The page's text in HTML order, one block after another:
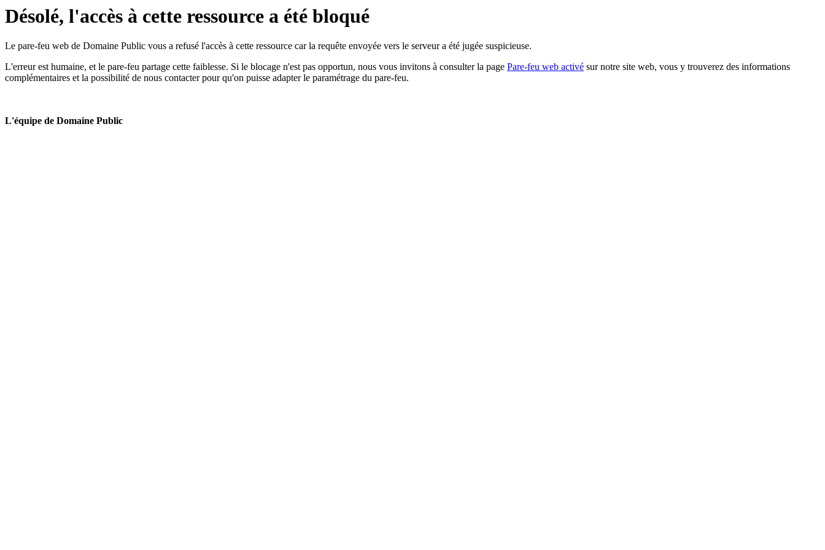
Désolé, l'accès à cette ressource a été bloqué
Le pare-feu web de Domaine Public vous a refusé l'accès à cette ressource car la requête envoyée vers le serveur a été jugée suspicieuse.
L'erreur est humaine, et le pare-feu partage cette faiblesse. Si le blocage n'est pas opportun, nous vous invitons à consulter la page Pare-feu web activé sur notre site web, vous y trouverez des informations
complémentaires et la possibilité de nous contacter pour qu'on puisse adapter le paramétrage du pare-feu.
L'équipe de Domaine Public